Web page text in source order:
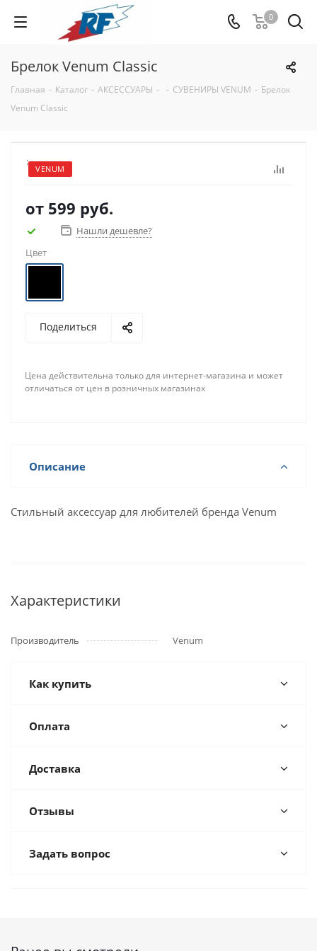
0
Брелок Venum Classic
Главная - Каталог - АКСЕССУАРЫ - - СУВЕНИРЫ VENUM - Брелок
Venum Classic
VENUM
:
от 599 руб.
Нашли дешевле?
Цвет
Поделиться
Цена действительна только для интернет-магазина и может
отличаться от цен в розничных магазинах
Описание
Стильный аксессуар для любителей бренда Venum
Характеристики
Производитель Venum
Как купить
Оплата
Доставка
Отзывы
Задать вопрос